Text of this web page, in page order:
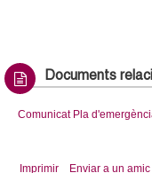
Documents
Comunicat Pla
Imprimir Enviar a un amic